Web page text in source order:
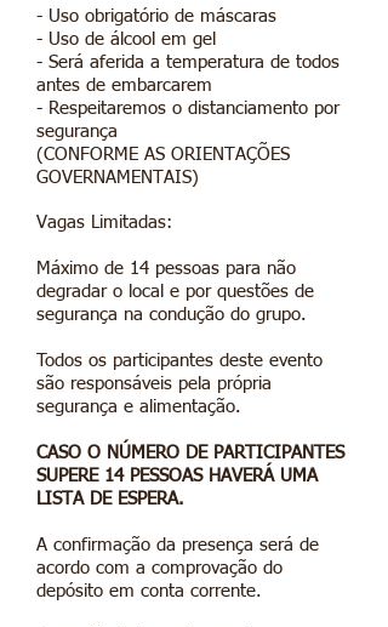
- Uso obrigatório de máscaras
- Uso de álcool em gel
- Será aferida a temperatura de todos
antes de embarcarem
- Respeitaremos o distanciamento por
segurança
(CONFORME AS ORIENTAÇÕES
GOVERNAMENTAIS)
Vagas Limitadas:
Máximo de 14 pessoas para não
degradar o local e por questões de
segurança na condução do grupo.
Todos os participantes deste evento
são responsáveis pela própria
segurança e alimentação.
CASO O NÚMERO DE PARTICIPANTES
SUPERE 14 PESSOAS HAVERÁ UMA
LISTA DE ESPERA.
A confirmação da presença será de
acordo com a comprovação do
depósito em conta corrente.